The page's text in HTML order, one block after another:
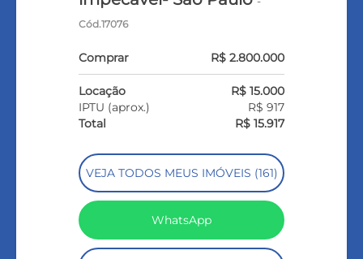
Cód.17076
Comprar R$ 2.800.000
Locação
R$ 15.000
IPTU (aprox.)
R$ 917
Total
R$ 15.917
VEJA TODOS MEUS IMÓVEIS (161)
WhatsApp